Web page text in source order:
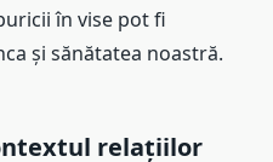
în vise pot fi
și sănătatea noastră.
relațiilor